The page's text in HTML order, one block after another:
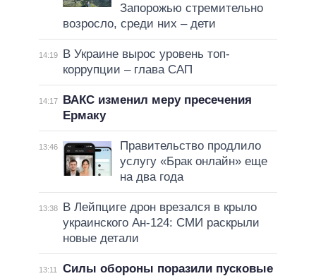
Запорожью стремительно
возросло, среди них – дети
14:19
В Украине вырос уровень топ-
коррупции – глава САП
14:17
ВАКС изменил меру пресечения
Ермаку
13:46
Правительство продлило
услугу «Брак онлайн» еще
на два года
13:38
В Лейпциге дрон врезался в крыло
украинского Ан-124: СМИ раскрыли
новые детали
13:11
Силы обороны поразили пусковые